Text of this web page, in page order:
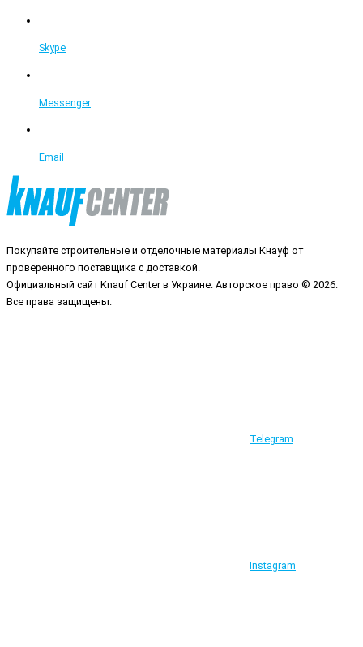
Skype
Messenger
Email
Покупайте строительные и отделочные материалы Кнауф от
проверенного поставщика с доставкой.
Официальный сайт Knauf Center в Украине. Авторское право © 2026.
Все права защищены.
Telegram
Instagram